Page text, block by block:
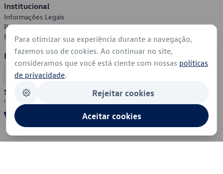
Institucional
Informações Legais
Política de Privacidade
Política de Cookies
Formas de Pagamento
Segurança
Para otimizar sua experiência durante a navegação,
fazemos uso de cookies. Ao continuar no site,
consideramos que você está ciente com nossas políticas
de privacidade.
Rejeitar cookies
Aceitar cookies